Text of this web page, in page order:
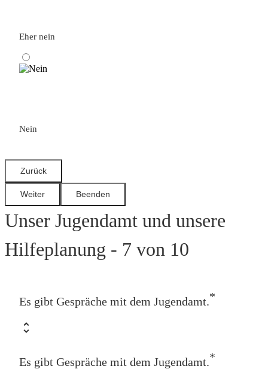
Eher nein
Nein
Unser Jugendamt und unsere
Hilfeplanung - 7 von 10
Es gibt Gespräche mit dem Jugendamt.*
Es gibt Gespräche mit dem Jugendamt. *